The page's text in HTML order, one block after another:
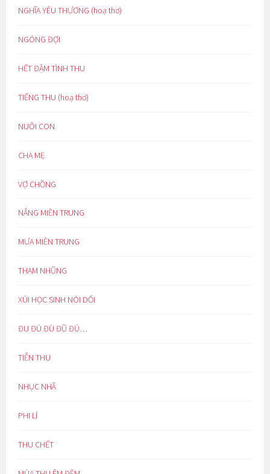
NGHĨA YÊU THƯƠNG (hoạ thơ)
NGÓNG ĐỢI
HẾT ĐẬM TÌNH THU
TIẾNG THU (hoạ thơ)
NUÔI CON
CHA MẸ
VỢ CHỒNG
NẮNG MIỀN TRUNG
MƯA MIỀN TRUNG
THAM NHŨNG
XÚI HỌC SINH NÓI DỐI
ĐU ĐÚ ĐÙ ĐŨ ĐỦ…
TIỄN THU
NHỤC NHÃ
PHI LÍ
THU CHẾT